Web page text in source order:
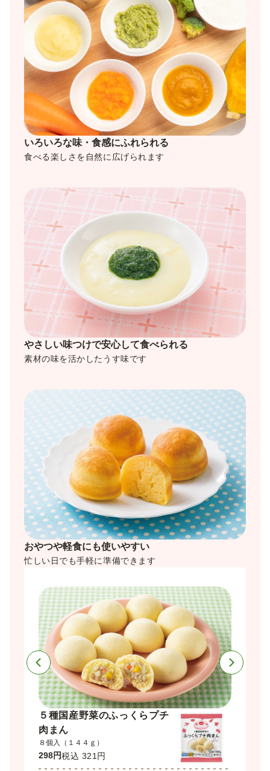
いろいろな味・食感にふれられる
食べる楽しさを自然に広げられます
やさしい味つけで安心して食べられる
素材の味を活かしたうす味です
おやつや軽食にも使いやすい
忙しい日でも手軽に準備できます
５種国産野菜のふっくらプチ
肉まん
８個入（１４４ｇ）
298円税込 321円